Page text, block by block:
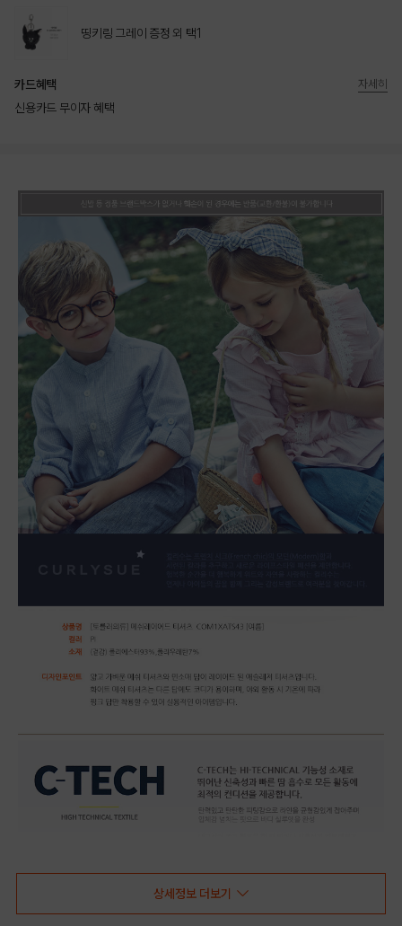
띵키링 그레이 증정 외 택1
카드혜택
신용카드 무이자 혜택
자세히
상세정보 더보기